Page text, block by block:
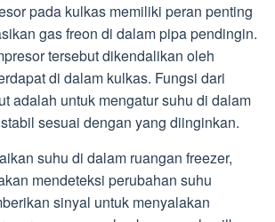
pada kulkas memiliki peran penting
gas freon di dalam pipa pendingin.
tersebut dikendalikan oleh
di dalam kulkas. Fungsi dari
adalah untuk mengatur suhu di dalam
sesuai dengan yang diinginkan.
suhu di dalam ruangan freezer,
mendeteksi perubahan suhu
sinyal untuk menyalakan